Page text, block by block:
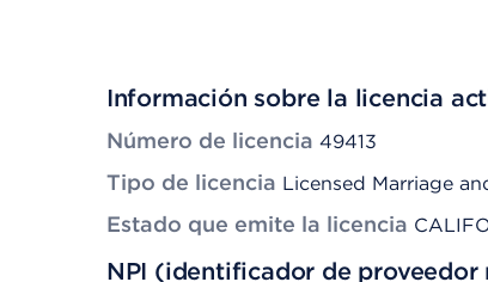
Información sobre la licencia
Número de licencia 49413
Tipo de licencia Licensed Marriage
Estado que emite la licencia
NPI (identificador de proveedor